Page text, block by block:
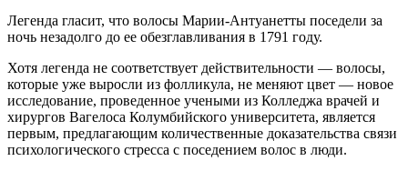
Легенда гласит, что волосы Марии-Антуанетты поседели за
ночь незадолго до ее обезглавливания в 1791 году.
Хотя легенда не соответствует действительности — волосы,
которые уже выросли из фолликула, не меняют цвет — новое
исследование, проведенное учеными из Колледжа врачей и
хирургов Вагелоса Колумбийского университета, является
первым, предлагающим количественные доказательства связи
психологического стресса с поседением волос в люди.